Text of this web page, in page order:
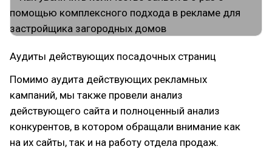
Аудиты действующих посадочных страниц
Помимо аудита действующих рекламных
кампаний, мы также провели анализ
действующего сайта и полноценный анализ
конкурентов, в котором обращали внимание как
на их сайты, так и на работу отдела продаж.